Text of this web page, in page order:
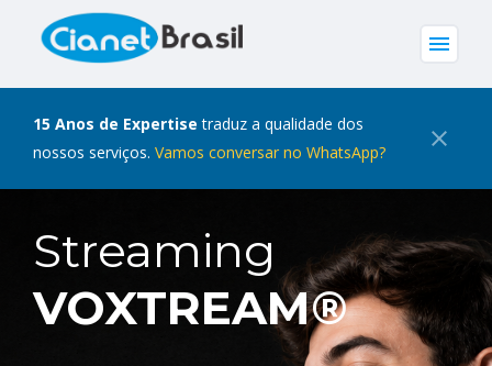
menu
close
15 Anos de Expertise traduz a qualidade dos
nossos serviços. Vamos conversar no WhatsApp?
Streaming
VOXTREAM®